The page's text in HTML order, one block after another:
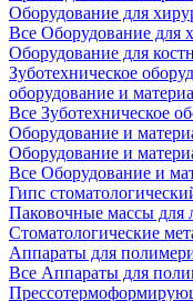
Оборудование для
Все Оборудование для
Оборудование для
Зуботехническое
оборудование и
Все Зуботехническое
Оборудование и
Оборудование и
Все Оборудование и
Гипс
Паковочные массы для
Стоматологические
Аппараты для
Все Аппараты для